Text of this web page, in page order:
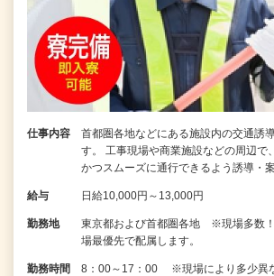
仕事内容
首都圏各地などにある施設内の交通誘
す。 工事現場や商業施設などの周辺で
かつスムーズに通行できるよう誘導・
給与 日給10,000円～13,000円
勤務地
東京都および首都圏各地 ※現場多数
場最優先で配属します。
勤務時間
8：00～17：00 ※現場により多少異な